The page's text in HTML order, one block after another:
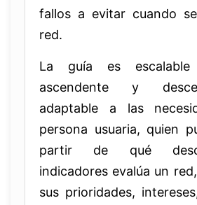
fallos a evitar cuando
red.
La guía es
ascendente y
adaptable a las
persona usuaria, quien
partir de qué
indicadores evalúa un
sus prioridades,